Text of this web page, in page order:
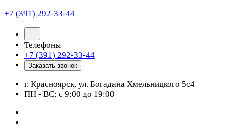
+7 (391) 292-33-44
Телефоны
+7 (391) 292-33-44
Заказать звонок
г. Красноярск, ул. Богадана Хмельницкого 5с4
ПН - ВС: с 9:00 до 19:00